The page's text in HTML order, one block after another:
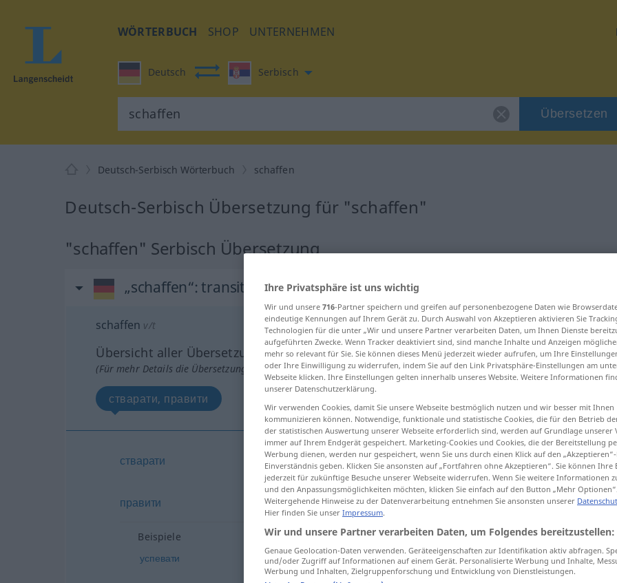
WÖRTERBUCH SHOP UNTERNEHMEN
Deutsch Serbisch
Übersetzen
Deutsch-Serbisch Wörterbuch schaffen
Deutsch-Serbisch Übersetzung für "schaffen"
"schaffen" Serbisch Übersetzung
„schaffen“: transitives Verb
schaffen v/t
Übersicht aller Übersetzungen
(Für mehr Details die Übersetzung anklicken/antippen)
стварати, правити
стварати schaffen erschaffen
правити schaffenPlatz, Ordnung
Beispiele
успевати
es schaffen
Ihre Privatsphäre ist uns wichtig
Wir und unsere 716-Partner speichern und greifen auf personenbezogene Daten wie
eindeutige Kennungen auf Ihrem Gerät zu. Durch Auswahl von Akzeptieren aktivieren Sie
Technologien für die unter „Wir und unsere Partner verarbeiten Daten, um Ihnen Dienste
aufgeführten Zwecke. Wenn Tracker deaktiviert sind, sind manche Inhalte und Anzeigen
mehr so relevant für Sie. Sie können dieses Menü jederzeit wieder aufrufen, um Ihre
oder Ihre Einwilligung zu widerrufen, indem Sie auf den Link Privatsphäre-Einstellungen am
Webseite klicken. Ihre Einstellungen gelten innerhalb unseres Website. Weitere Informationen
unserer Datenschutzerklärung.
Wir verwenden Cookies, damit Sie unsere Webseite bestmöglich nutzen und wir besser mit Ihnen
kommunizieren können. Notwendige, funktionale und statistische Cookies, die für den Betrieb
der statistischen Auswertung unserer Webseite erforderlich sind, werden auf Grundlage unserer
immer auf Ihrem Endgerät gespeichert. Marketing-Cookies und Cookies, die der Bereitstellung
Werbung dienen, werden nur gespeichert, wenn Sie uns durch einen Klick auf den
Einverständnis geben. Klicken Sie ansonsten auf „Fortfahren ohne Akzeptieren“. Sie können Ihre
jederzeit für zukünftige Besuche unserer Webseite widerrufen. Wenn Sie weitere Informationen
und den Anpassungsmöglichkeiten möchten, klicken Sie einfach auf den Button „Mehr Optionen“.
Weitergehende Hinweise zu der Datenverarbeitung entnehmen Sie ansonsten unserer
Hier finden Sie unser Impressum.
Wir und unsere Partner verarbeiten Daten, um Folgendes bereitzustellen:
Genaue Geolocation-Daten verwenden. Geräteeigenschaften zur Identifikation aktiv abfragen.
und/oder Zugriff auf Informationen auf einem Gerät. Personalisierte Werbung und Inhalte,
Werbung und Inhalten, Zielgruppenforschung und Entwicklung von Dienstleistungen.